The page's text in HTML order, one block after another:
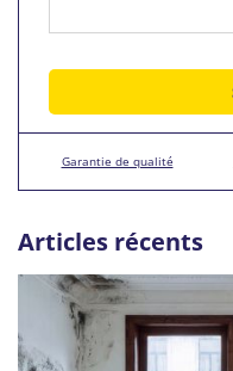
Garantie de qualité
Articles récents